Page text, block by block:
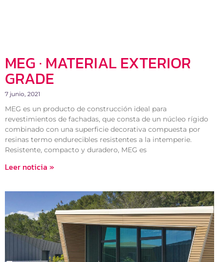
MEG · MATERIAL EXTERIOR
GRADE
7 junio, 2021
MEG es un producto de construcción ideal para
revestimientos de fachadas, que consta de un núcleo rígido
combinado con una superficie decorativa compuesta por
resinas termo endurecibles resistentes a la intemperie.
Resistente, compacto y duradero, MEG es
Leer noticia »